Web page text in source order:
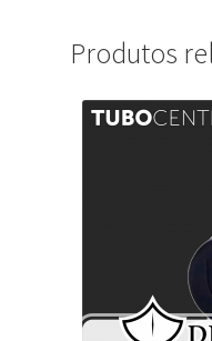
Produtos